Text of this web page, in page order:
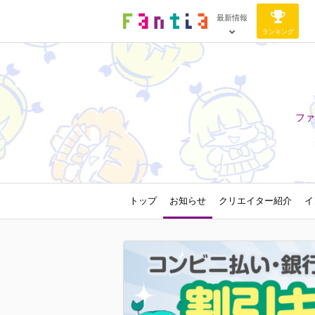
最新情報
ランキング
フ
トップ お知らせ クリエイター紹介